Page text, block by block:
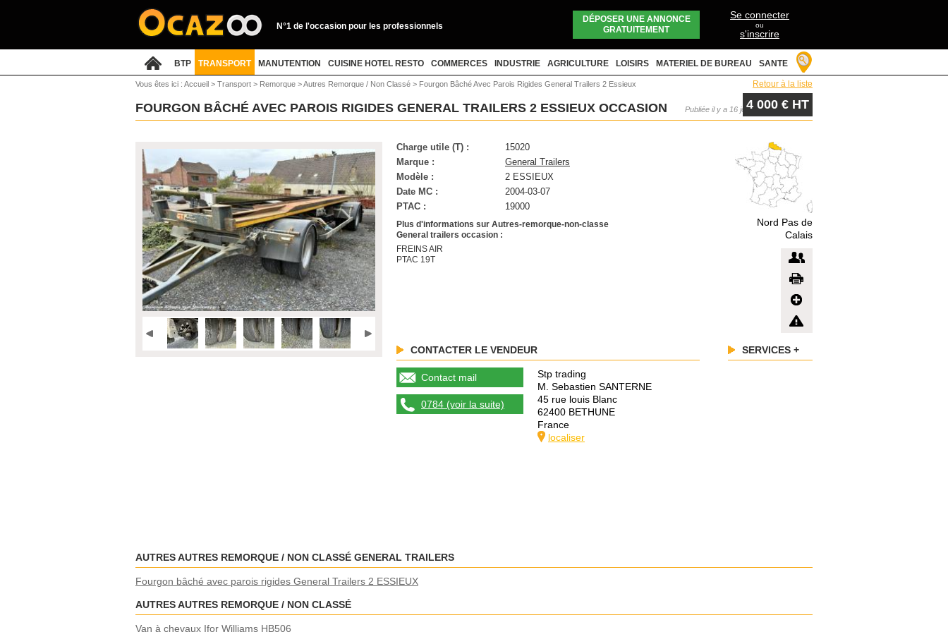
N°1 de l'occasion pour les professionnels
DÉPOSER UNE ANNONCE
GRATUITEMENT
Se connecter
ou
s'inscrire
BTP TRANSPORT MANUTENTION CUISINE HOTEL RESTO COMMERCES INDUSTRIE AGRICULTURE LOISIRS MATERIEL DE BUREAU SANTE
Vous êtes ici : Accueil > Transport > Remorque >Autres Remorque / Non Classé > Fourgon Bâché Avec Parois Rigides General Trailers 2 Essieux Retour à la liste
FOURGON BÂCHÉ AVEC PAROIS RIGIDES GENERAL TRAILERS 2 ESSIEUX OCCASION Publiée il y a 16 jours4 000 € HT
Charge utile (T) :
15020
Marque :
General Trailers
Modèle :
2 ESSIEUX
Date MC :
2004-03-07
PTAC :
19000
Plus d'informations sur Autres-remorque-non-classe
General trailers occasion :
FREINS AIR
PTAC 19T
Nord Pas de
Calais
CONTACTER LE VENDEUR
Contact mail
0784 (voir la suite)
Stp trading
M. Sebastien SANTERNE
45 rue louis Blanc
62400 BETHUNE
France
localiser
SERVICES +
AUTRES AUTRES REMORQUE / NON CLASSÉ GENERAL TRAILERS
Fourgon bâché avec parois rigides General Trailers 2 ESSIEUX
AUTRES AUTRES REMORQUE / NON CLASSÉ
Van à chevaux Ifor Williams HB506